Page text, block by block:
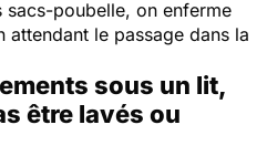
poubelle, on enferme
attendant le passage dans la
sous un lit,
être lavés ou